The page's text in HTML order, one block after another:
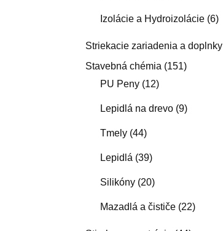
Izolácie a Hydroizolácie (6)
Striekacie zariadenia a doplnky
Stavebná chémia (151)
PU Peny (12)
Lepidlá na drevo (9)
Tmely (44)
Lepidlá (39)
Silikóny (20)
Mazadlá a čističe (22)